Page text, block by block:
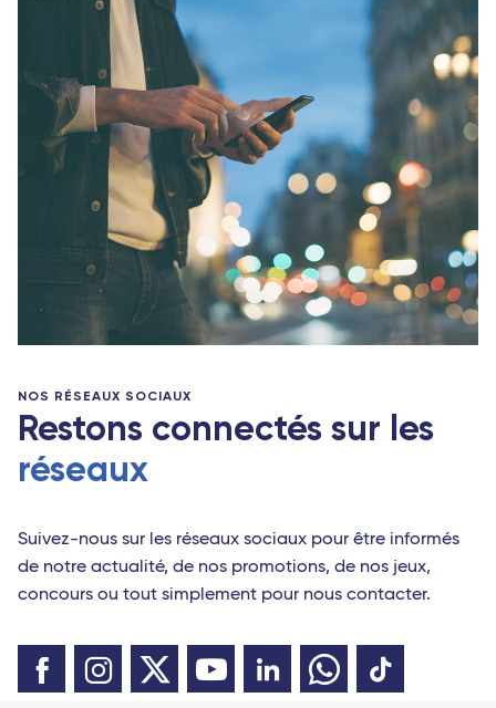
NOS RÉSEAUX SOCIAUX
Restons connectés sur les
réseaux
Suivez-nous sur les réseaux sociaux pour être informés
de notre actualité, de nos promotions, de nos jeux,
concours ou tout simplement pour nous contacter.